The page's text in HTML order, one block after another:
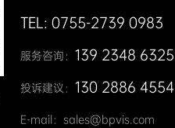
TEL: 0755-2739 0983
服务咨询： 139 2348 6325
投诉建议： 130 2886 4554
E-mail：sales@bpvis.com